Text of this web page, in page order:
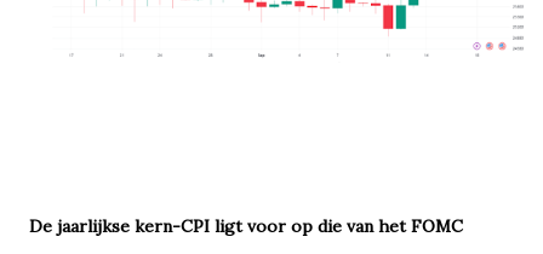
De jaarlijkse kern-CPI ligt voor op die van het FOMC